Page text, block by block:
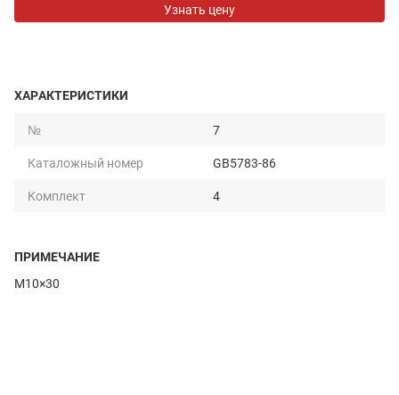
Узнать цену
ХАРАКТЕРИСТИКИ
№
7
Каталожный номер
GB5783-86
Комплект
4
ПРИМЕЧАНИЕ
M10×30